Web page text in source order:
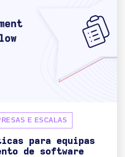
E ESCALAS
para equipas
de software